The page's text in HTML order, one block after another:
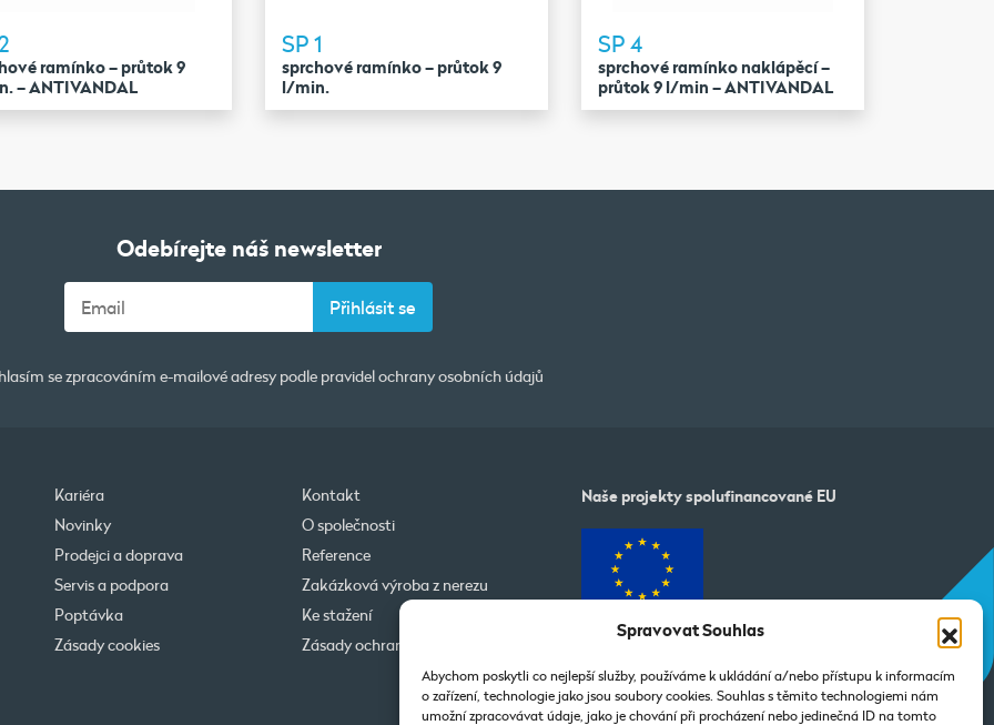
Spravovat Souhlas
Abychom poskytli co nejlepší služby, používáme k ukládání a/nebo přístupu k informacím
o zařízení, technologie jako jsou soubory cookies. Souhlas s těmito technologiemi nám
umožní zpracovávat údaje, jako je chování při procházení nebo jedinečná ID na tomto
ramínko – průtok 9
– ANTIVANDAL
SP 1
sprchové ramínko – průtok 9
l/min.
SP 4
sprchové ramínko naklápěcí –
průtok 9 l/min – ANTIVANDAL
Odebírejte náš newsletter
se zpracováním e-mailové adresy podle pravidelochrany osobních údajů
Kariéra
Kontakt
Novinky
O společnosti
Prodejci a doprava
Reference
Servis a podpora
Zakázková výroba z nerezu
Poptávka
Ke stažení
Zásady cookies
Zásady ochrany osobních údajů
Naše projekty spolufinancované EU